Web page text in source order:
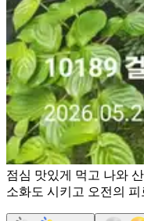
점심 맛있게 먹고 나와
소화도 시키고 오전의